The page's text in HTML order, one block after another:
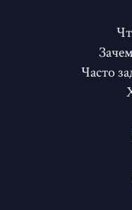
Часто